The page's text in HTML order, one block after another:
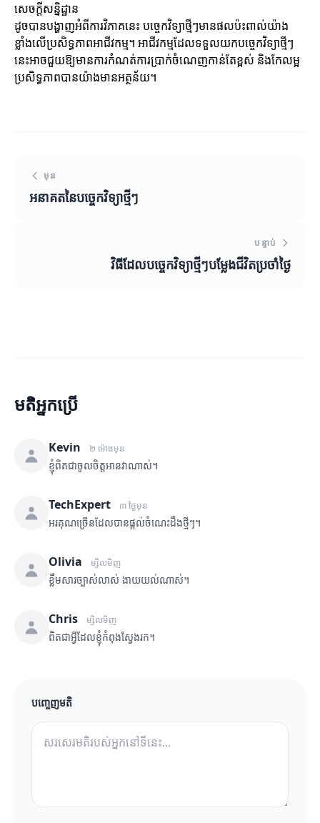
សេចក្តីសន្និដ្ឋាន
ដូចបានបង្ហាញអំពីការវិភាគនេះ បច្ចេកវិទ្យាថ្មីៗមានផលប៉ះពាល់យ៉ាង
ខ្លាំងលើប្រសិទ្ធភាពអាជីវកម្ម។ អាជីវកម្មដែលទទួលយកបច្ចេកវិទ្យាថ្មីៗ
នេះអាចជួយឱ្យមានការកំណត់ការប្រាក់ចំណេញកាន់តែខ្ពស់ និងកែលម្អ
ប្រសិទ្ធភាពបានយ៉ាងមានអត្ថន័យ។
មុន
អនាគតនៃបច្ចេកវិទ្យាថ្មីៗ
បន្ទាប់
វិធីដែលបច្ចេកវិទ្យាថ្មីៗបម្លែងជីវិតប្រចាំថ្ងៃ
មតិអ្នកប្រើ
Kevin ២ ម៉ោងមុន
ខ្ញុំពិតជាចូលចិត្តអានវាណាស់។
TechExpert ៣ ថ្ងៃមុន
អរគុណច្រើនដែលបានផ្តល់ចំណេះដឹងថ្មីៗ។
Olivia ម្សិលមិញ
ខ្លឹមសារច្បាស់លាស់ ងាយយល់ណាស់។
Chris ម្សិលមិញ
ពិតជាអ្វីដែលខ្ញុំកំពុងស្វែងរក។
បញ្ចេញមតិ